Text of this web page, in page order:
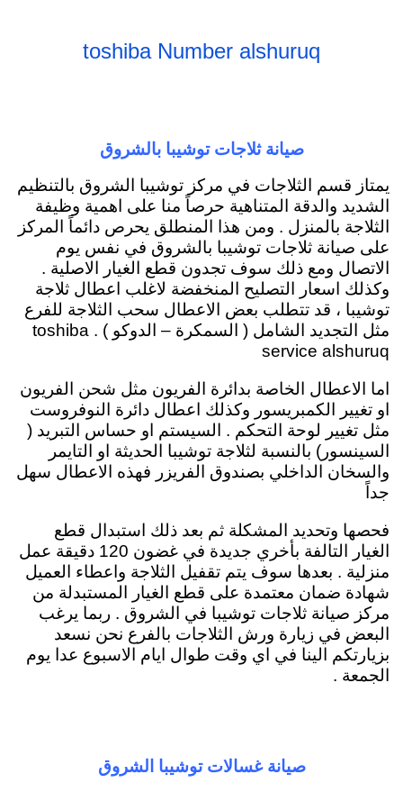
toshiba Number alshuruq
صيانة ثلاجات توشيبا بالشروق
يمتاز قسم الثلاجات في مركز توشيبا الشروق بالتنظيم
الشديد والدقة المتناهية حرصاً منا على اهمية وظيفة
الثلاجة بالمنزل . ومن هذا المنطلق يحرص دائماً المركز
على صيانة ثلاجات توشيبا بالشروق في نفس يوم
الاتصال ومع ذلك سوف تجدون قطع الغيار الاصلية .
وكذلك اسعار التصليح المنخفضة لاغلب اعطال ثلاجة
توشيبا ، قد تتطلب بعض الاعطال سحب الثلاجة للفرع
مثل التجديد الشامل ( السمكرة – الدوكو ) . toshiba
service alshuruq
اما الاعطال الخاصة بدائرة الفريون مثل شحن الفريون
او تغيير الكمبريسور وكذلك اعطال دائرة النوفروست
مثل تغيير لوحة التحكم . السيستم او حساس التبريد (
السينسور) بالنسبة لثلاجة توشيبا الحديثة او التايمر
والسخان الداخلي بصندوق الفريزر فهذه الاعطال سهل
جداً
فحصها وتحديد المشكلة ثم بعد ذلك استبدال قطع
الغيار التالفة بأخري جديدة في غضون 120 دقيقة عمل
منزلية . بعدها سوف يتم تقفيل الثلاجة واعطاء العميل
شهادة ضمان معتمدة على قطع الغيار المستبدلة من
مركز صيانة ثلاجات توشيبا في الشروق . ربما يرغب
البعض في زيارة ورش الثلاجات بالفرع نحن نسعد
بزيارتكم الينا في اي وقت طوال ايام الاسبوع عدا يوم
الجمعة .
صيانة غسالات توشيبا الشروق